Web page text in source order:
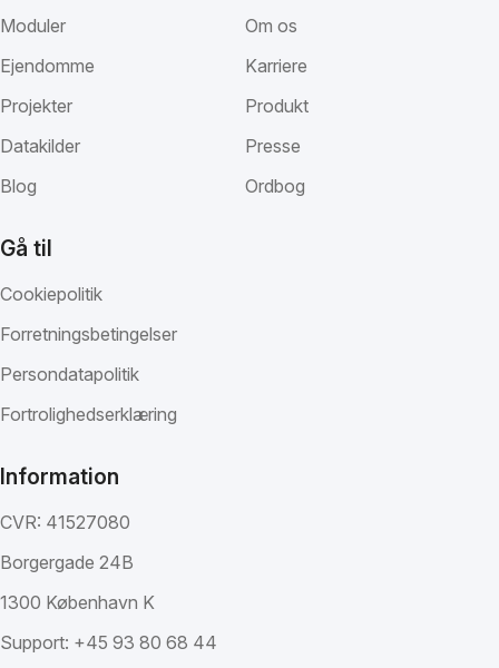
Moduler
Ejendomme
Projekter
Datakilder
Blog
Om os
Karriere
Produkt
Presse
Ordbog
Gå til
Cookiepolitik
Forretningsbetingelser
Persondatapolitik
Fortrolighedserklæring
Information
CVR: 41527080
Borgergade 24B
1300 København K
Support: +45 93 80 68 44